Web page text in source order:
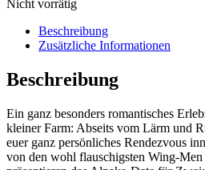
Nicht vorrätig
Beschreibung
Zusätzliche Informationen
Beschreibung
Ein ganz besonders romantisches
kleiner Farm: Abseits vom Lärm und
euer ganz persönliches Rendezvous
von den wohl flauschigsten Wing-